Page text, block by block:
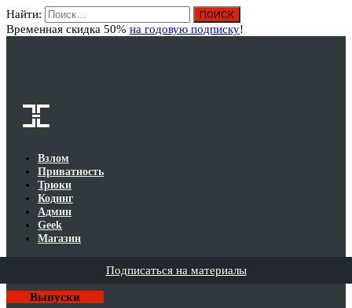
Найти:
Временная скидка 50% на годовую подписку!
Взлом
Приватность
Трюки
Кодинг
Админ
Geek
Магазин
Подписаться на материалы
Выпуски